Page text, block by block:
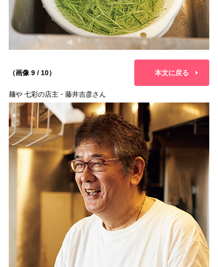
（画像 9 / 10） 本文に戻る
麺や 七彩の店主・藤井吉彦さん